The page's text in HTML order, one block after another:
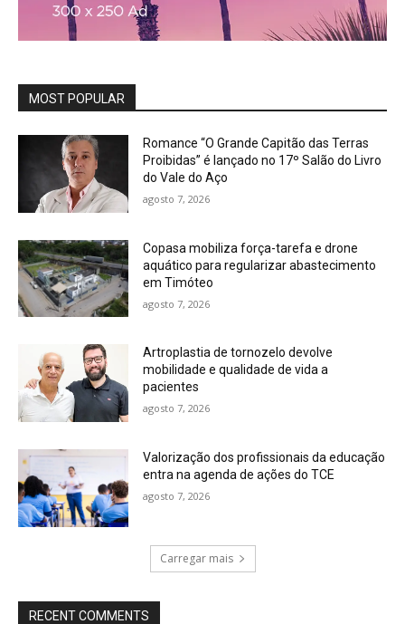
MOST POPULAR
Romance “O Grande Capitão das Terras
Proibidas” é lançado no 17º Salão do Livro
do Vale do Aço
agosto 7, 2026
Copasa mobiliza força-tarefa e drone
aquático para regularizar abastecimento
em Timóteo
agosto 7, 2026
Artroplastia de tornozelo devolve
mobilidade e qualidade de vida a
pacientes
agosto 7, 2026
Valorização dos profissionais da educação
entra na agenda de ações do TCE
agosto 7, 2026
Carregar mais
RECENT COMMENTS